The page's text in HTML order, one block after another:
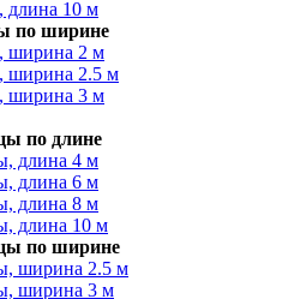
длина 10 м
по ширине
ширина 2 м
ширина 2.5 м
ширина 3 м
по длине
длина 4 м
длина 6 м
длина 8 м
длина 10 м
по ширине
ширина 2.5 м
ширина 3 м